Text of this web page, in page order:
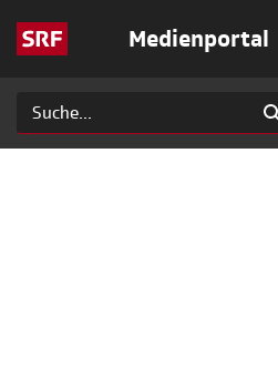
Medienportal